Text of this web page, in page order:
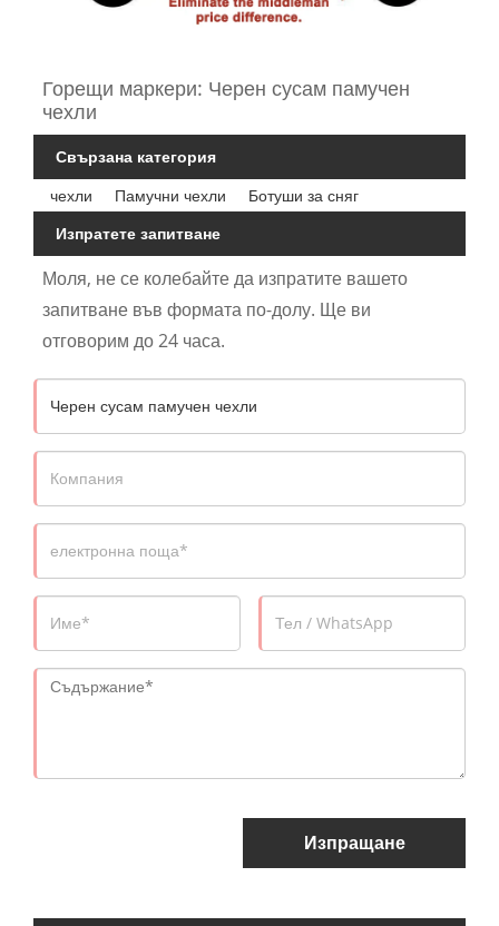
Горещи маркери: Черен сусам памучен
чехли
Свързана категория
чехли
Памучни чехли
Ботуши за сняг
Изпратете запитване
Моля, не се колебайте да изпратите вашето
запитване във формата по-долу. Ще ви
отговорим до 24 часа.
Изпращане